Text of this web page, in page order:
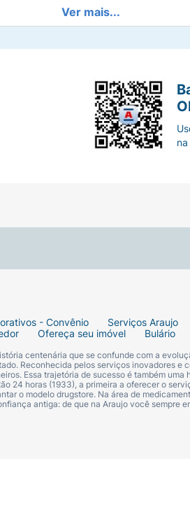
e fechos que limitam as
para uma sustentação
Ver mais...
- Convênio Serviços Araujo
Ofereça seu imóvel Bulário
centenária que se confunde com a
Reconhecida pelos serviços inovadores e
Essa trajetória de sucesso é também uma
24 horas (1933), a primeira a oferecer o
o modelo drugstore. Na área de
antiga: de que na Araujo você sempre